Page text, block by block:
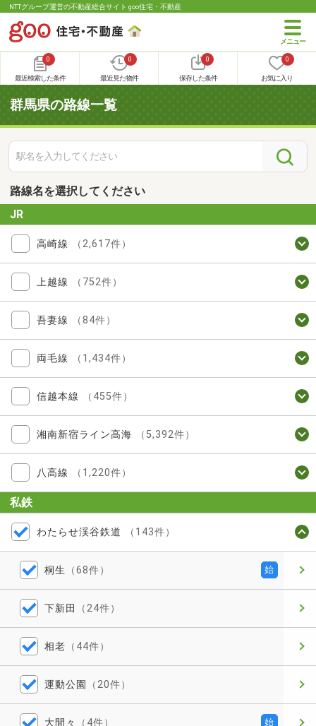
NTTグループ運営の不動産総合サイト goo住宅・不動産
0
最近検索した条件
0
最近見た物件
0
保存した条件
0
お気に入り
群馬県の路線一覧
路線名を選択してください
JR
高崎線 （2,617件）
上越線 （752件）
吾妻線 （84件）
両毛線 （1,434件）
信越本線 （455件）
湘南新宿ライン高海 （5,392件）
八高線 （1,220件）
私鉄
わたらせ渓谷鉄道 （143件）
桐生 （68件） 始
下新田 （24件）
相老 （44件）
運動公園 （20件）
大間々 （4件） 始